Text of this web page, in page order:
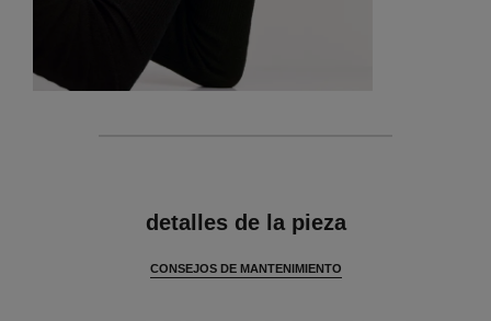
detalles de la pieza
CONSEJOS DE MANTENIMIENTO